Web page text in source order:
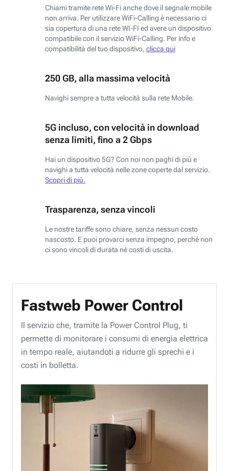
Chiami tramite rete Wi-Fi anche dove il segnale mobile
non arriva. Per utilizzare WiFi-Calling è necessario ci
sia copertura di una rete WI-FI ed avere un dispositivo
compatibile con il servizio WiFi-Calling. Per info e
compatibilità del tuo dispositivo, clicca qui
250 GB, alla massima velocità
Navighi sempre a tutta velocità sulla rete Mobile.
5G incluso, con velocità in download
senza limiti, fino a 2 Gbps
Hai un dispositivo 5G? Con noi non paghi di più e
navighi a tutta velocità nelle zone coperte dal servizio.
Scopri di più.
Trasparenza, senza vincoli
Le nostre tariffe sono chiare, senza nessun costo
nascosto. E puoi provarci senza impegno, perché non
ci sono vincoli di durata né costi di uscita.
Fastweb Power Control
Il servizio che, tramite la Power Control Plug, ti
permette di monitorare i consumi di energia elettrica
in tempo reale, aiutandoti a ridurre gli sprechi e i
costi in bolletta.